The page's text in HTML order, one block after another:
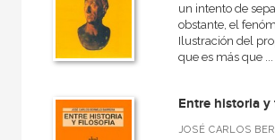
NUESTRAS COLECCIONES
A fondo
un intento de
obstante, el
Ilustración del
que es más que ...
Entre historia
JOSÉ CARLOS